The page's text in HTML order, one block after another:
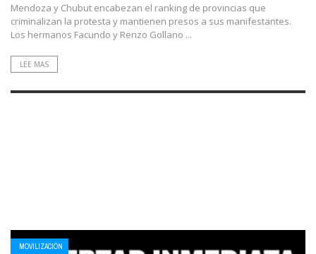
Mendoza y Chubut encabezan el ranking de provincias que
criminalizan la protesta y mantienen presos a sus manifestantes.
Los hermanos Facundo y Renzo Gollano ...
LEE MAS
MOVILIZACIÓN